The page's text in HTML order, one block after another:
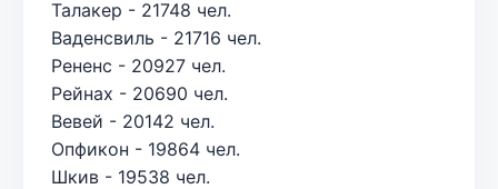
Талакер - 21748 чел.
Ваденсвиль - 21716 чел.
Рененс - 20927 чел.
Рейнах - 20690 чел.
Вевей - 20142 чел.
Опфикон - 19864 чел.
Шкив - 19538 чел.